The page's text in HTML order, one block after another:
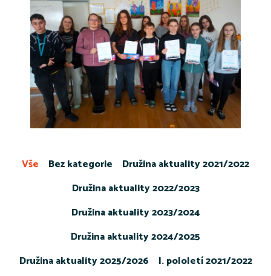
Bez kategorie
Družina aktuality 2021/2022
Družina aktuality 2022/2023
Družina aktuality 2023/2024
Družina aktuality 2024/2025
Družina aktuality 2025/2026
I. pololetí 2021/2022
Vše